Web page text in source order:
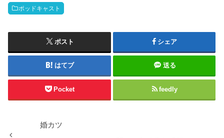
ポッドキャスト
ポスト シェア
はてブ 送る
Pocket feedly
婚カツ